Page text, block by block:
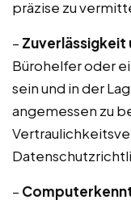
präzise zu
–
Bürohelfer oder
sein und in der
angemessen zu
–